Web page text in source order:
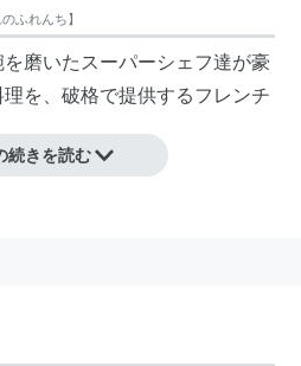
のふれんち】
磨いたスーパーシェフ達が豪
を、破格で提供するフレンチ
オープン | ロケットニュース
続きを読む